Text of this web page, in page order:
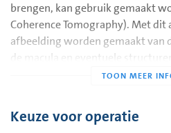
brengen, kan gebruik gemaakt
Coherence Tomography). Met dit
afbeelding worden gemaakt van
de macula en eventuele
macula bevinden. Dit onderzoek
Keuze voor operatie